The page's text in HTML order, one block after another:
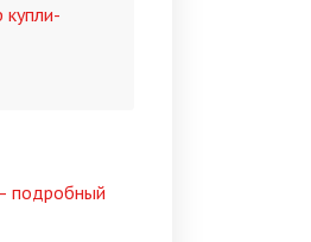
подробный